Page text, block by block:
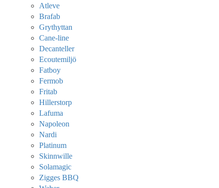
Atleve
Brafab
Grythyttan
Cane-line
Decanteller
Ecoutemiljö
Fatboy
Fermob
Fritab
Hillerstorp
Lafuma
Napoleon
Nardi
Platinum
Skinnwille
Solamagic
Zigges BBQ